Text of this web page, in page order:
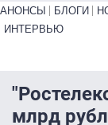
Primary links bottom
АНОНСЫ БЛОГИ
ИНТЕРВЬЮ
млрд